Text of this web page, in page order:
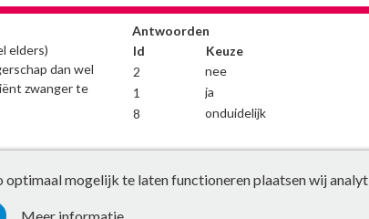
elders)
dan wel
zwanger te
Antwoorden
Id
Keuze
2
nee
1
ja
8
onduidelijk
optimaal mogelijk te laten functioneren plaatsen wij